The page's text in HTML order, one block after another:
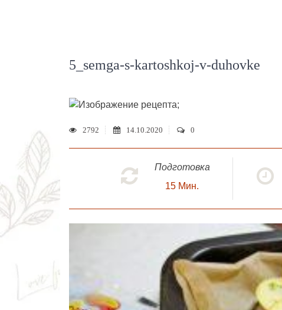
5_semga-s-kartoshkoj-v-duhovke
;
2792 14.10.2020 0
Подготовка
15 Мин.